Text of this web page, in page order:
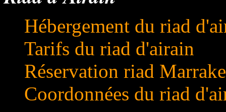
Hébergement du riad
Tarifs du riad d'airain
Réservation riad
Coordonnées du riad